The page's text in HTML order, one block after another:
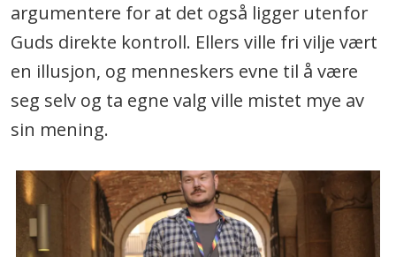
argumentere for at det også ligger utenfor
Guds direkte kontroll. Ellers ville fri vilje vært
en illusjon, og menneskers evne til å være
seg selv og ta egne valg ville mistet mye av
sin mening.